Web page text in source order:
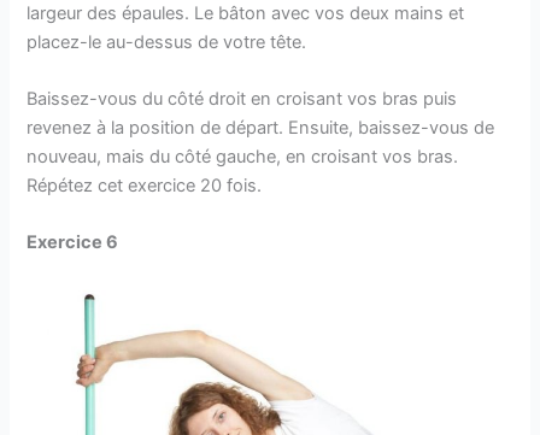
largeur des épaules. Le bâton avec vos deux mains et
placez-le au-dessus de votre tête.
Baissez-vous du côté droit en croisant vos bras puis
revenez à la position de départ. Ensuite, baissez-vous de
nouveau, mais du côté gauche, en croisant vos bras.
Répétez cet exercice 20 fois.
Exercice 6